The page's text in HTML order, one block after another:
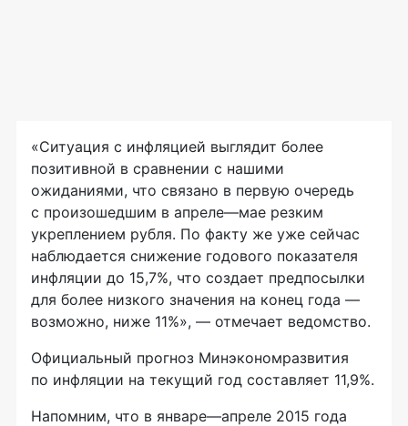
«Ситуация с инфляцией выглядит более
позитивной в сравнении с нашими
ожиданиями, что связано в первую очередь
с произошедшим в апреле—мае резким
укреплением рубля. По факту же уже сейчас
наблюдается снижение годового показателя
инфляции до 15,7%, что создает предпосылки
для более низкого значения на конец года —
возможно, ниже 11%», — отмечает ведомство.
Официальный прогноз Минэкономразвития
по инфляции на текущий год составляет 11,9%.
Напомним, что в январе—апреле 2015 года